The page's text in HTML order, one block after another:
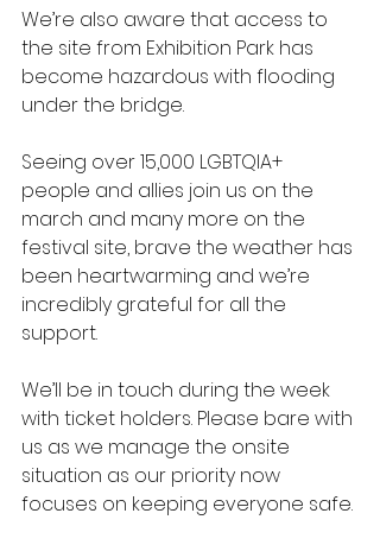
We’re also aware that access to
the site from Exhibition Park has
become hazardous with flooding
under the bridge.
Seeing over 15,000 LGBTQIA+
people and allies join us on the
march and many more on the
festival site, brave the weather has
been heartwarming and we’re
incredibly grateful for all the
support.
We’ll be in touch during the week
with ticket holders. Please bare with
us as we manage the onsite
situation as our priority now
focuses on keeping everyone safe.